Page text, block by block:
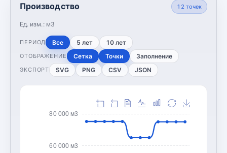
Производство
Ед. изм.: м3
12 точек
ПЕРИОД Все 5 лет 10 лет
ОТОБРАЖЕНИЕ Сетка Точки Заполнение
ЭКСПОРТ SVG PNG CSV JSON
60 000 м3
80 000 м3